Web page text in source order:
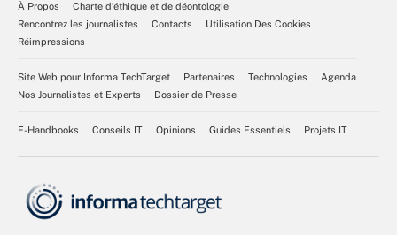
À Propos
Charte d’éthique et de déontologie
Rencontrez les journalistes
Contacts
Utilisation Des Cookies
Réimpressions
Site Web pour Informa TechTarget Partenaires Technologies
Agenda
Nos Journalistes et Experts
Dossier de Presse
E-Handbooks Conseils IT Opinions Guides Essentiels Projets IT